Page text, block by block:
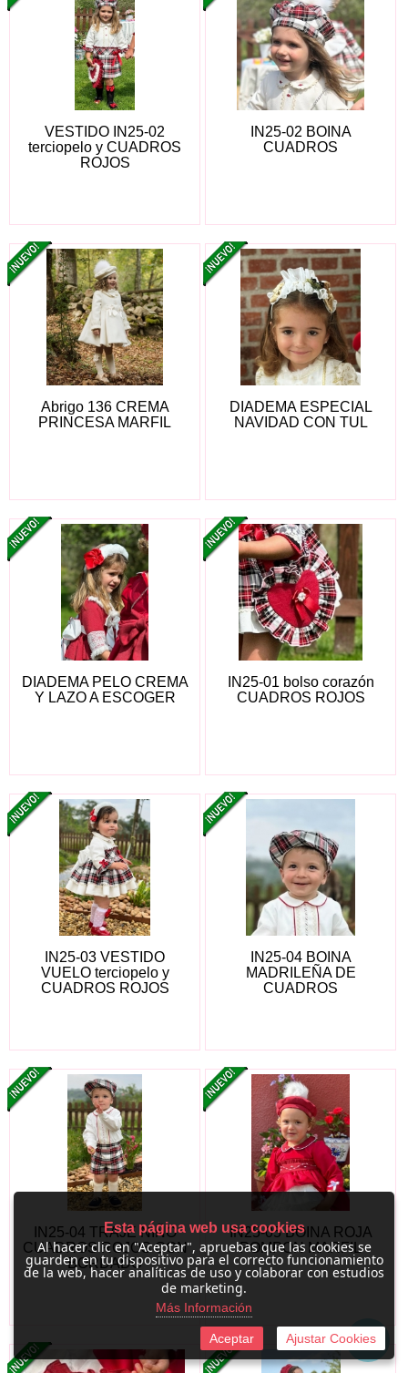
VESTIDO IN25-02
terciopelo y CUADROS
ROJOS
IN25-02 BOINA
CUADROS
Abrigo 136 CREMA
PRINCESA MARFIL
DIADEMA ESPECIAL
NAVIDAD CON TUL
DIADEMA PELO CREMA
Y LAZO A ESCOGER
IN25-01 bolso corazón
CUADROS ROJOS
IN25-03 VESTIDO
VUELO terciopelo y
CUADROS ROJOS
IN25-04 BOINA
MADRILEÑA DE
CUADROS
IN25-04 TRAJE NIÑO
CUADROS ROJOS CON
BORDADO
IN25-05 BOINA ROJA
POMPON MARFIL
Esta página web usa cookies
Al hacer clic en "Aceptar", apruebas que las cookies se
guarden en tu dispositivo para el correcto funcionamiento
de la web, hacer analíticas de uso y colaborar con estudios
de marketing.
Más Información
Aceptar Ajustar Cookies